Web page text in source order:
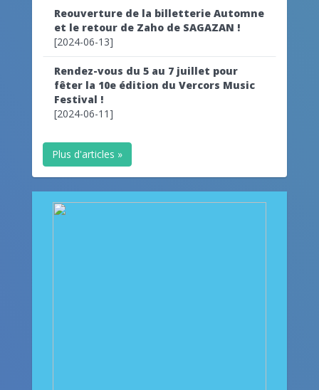
Reouverture de la billetterie Automne
et le retour de Zaho de SAGAZAN !
[2024-06-13]
Rendez-vous du 5 au 7 juillet pour
fêter la 10e édition du Vercors Music
Festival !
[2024-06-11]
Plus d'articles »